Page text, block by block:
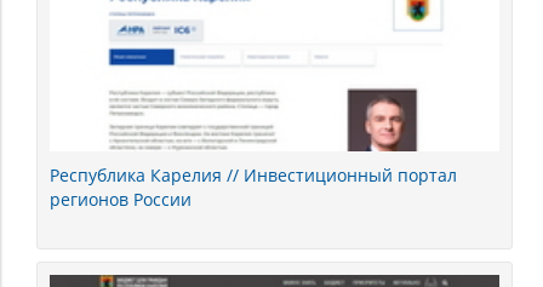
Республика Карелия // Инвестиционный портал
регионов России